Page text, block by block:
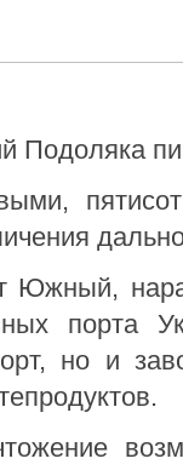
Подоляка
Южный,
порта
но и